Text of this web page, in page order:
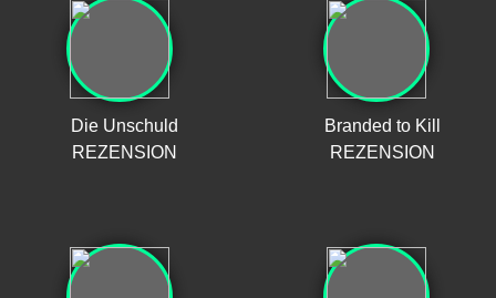
Die Unschuld
REZENSION
Branded to Kill
REZENSION